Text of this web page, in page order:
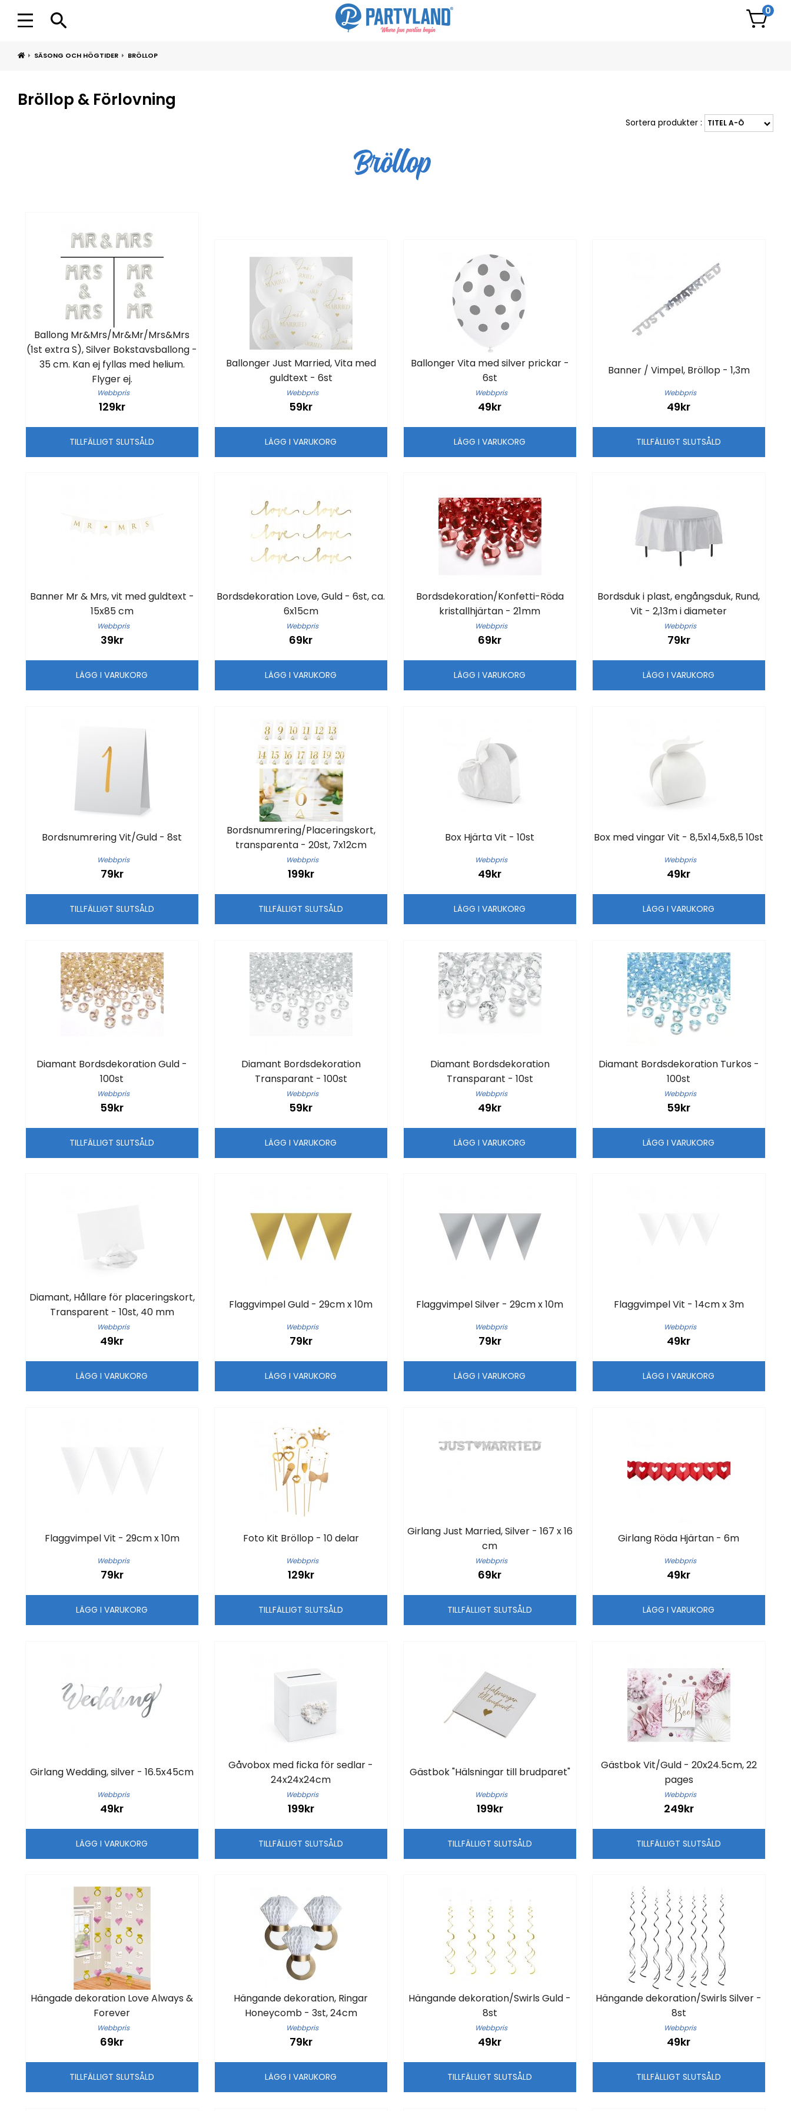
0
SÄSONG OCH HÖGTIDER BRÖLLOP
Bröllop & Förlovning
Sortera produkter :
Ballong Mr&Mrs/Mr&Mr/Mrs&Mrs
(1st extra S), Silver Bokstavsballong -
35 cm. Kan ej fyllas med helium.
Flyger ej.
Webbpris
129kr
TILLFÄLLIGT SLUTSÅLD
Ballonger Just Married, Vita med
guldtext - 6st
Webbpris
59kr
LÄGG I VARUKORG
Ballonger Vita med silver prickar -
6st
Webbpris
49kr
LÄGG I VARUKORG
Banner / Vimpel, Bröllop - 1,3m
Webbpris
49kr
TILLFÄLLIGT SLUTSÅLD
Banner Mr & Mrs, vit med guldtext -
15x85 cm
Webbpris
39kr
LÄGG I VARUKORG
Bordsdekoration Love, Guld - 6st, ca.
6x15cm
Webbpris
69kr
LÄGG I VARUKORG
Bordsdekoration/Konfetti-Röda
kristallhjärtan - 21mm
Webbpris
69kr
LÄGG I VARUKORG
Bordsduk i plast, engångsduk, Rund,
Vit - 2,13m i diameter
Webbpris
79kr
LÄGG I VARUKORG
Bordsnumrering Vit/Guld - 8st
Webbpris
79kr
TILLFÄLLIGT SLUTSÅLD
Bordsnumrering/Placeringskort,
transparenta - 20st, 7x12cm
Webbpris
199kr
TILLFÄLLIGT SLUTSÅLD
Box Hjärta Vit - 10st
Webbpris
49kr
LÄGG I VARUKORG
Box med vingar Vit - 8,5x14,5x8,5 10st
Webbpris
49kr
LÄGG I VARUKORG
Diamant Bordsdekoration Guld -
100st
Webbpris
59kr
TILLFÄLLIGT SLUTSÅLD
Diamant Bordsdekoration
Transparant - 100st
Webbpris
59kr
LÄGG I VARUKORG
Diamant Bordsdekoration
Transparant - 10st
Webbpris
49kr
LÄGG I VARUKORG
Diamant Bordsdekoration Turkos -
100st
Webbpris
59kr
LÄGG I VARUKORG
Diamant, Hållare för placeringskort,
Transparent - 10st, 40 mm
Webbpris
49kr
LÄGG I VARUKORG
Flaggvimpel Guld - 29cm x 10m
Webbpris
79kr
LÄGG I VARUKORG
Flaggvimpel Silver - 29cm x 10m
Webbpris
79kr
LÄGG I VARUKORG
Flaggvimpel Vit - 14cm x 3m
Webbpris
49kr
LÄGG I VARUKORG
Flaggvimpel Vit - 29cm x 10m
Webbpris
79kr
LÄGG I VARUKORG
Foto Kit Bröllop - 10 delar
Webbpris
129kr
TILLFÄLLIGT SLUTSÅLD
Girlang Just Married, Silver - 167 x 16
cm
Webbpris
69kr
TILLFÄLLIGT SLUTSÅLD
Girlang Röda Hjärtan - 6m
Webbpris
49kr
LÄGG I VARUKORG
Girlang Wedding, silver - 16.5x45cm
Webbpris
49kr
LÄGG I VARUKORG
Gåvobox med ficka för sedlar -
24x24x24cm
Webbpris
199kr
TILLFÄLLIGT SLUTSÅLD
Gästbok "Hälsningar till brudparet"
Webbpris
199kr
TILLFÄLLIGT SLUTSÅLD
Gästbok Vit/Guld - 20x24.5cm, 22
pages
Webbpris
249kr
TILLFÄLLIGT SLUTSÅLD
Hängade dekoration Love Always &
Forever
Webbpris
69kr
TILLFÄLLIGT SLUTSÅLD
Hängande dekoration, Ringar
Honeycomb - 3st, 24cm
Webbpris
79kr
LÄGG I VARUKORG
Hängande dekoration/Swirls Guld -
8st
Webbpris
49kr
TILLFÄLLIGT SLUTSÅLD
Hängande dekoration/Swirls Silver -
8st
Webbpris
49kr
TILLFÄLLIGT SLUTSÅLD